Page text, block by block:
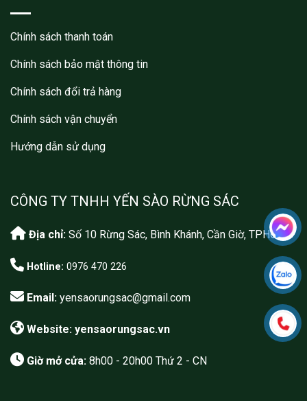
Chính sách thanh toán
Chính sách bảo mật thông tin
Chính sách đổi trả hàng
Chính sách vận chuyển
Hướng dẫn sử dụng
CÔNG TY TNHH YẾN SÀO RỪNG SÁC
Địa chỉ: Số 10 Rừng Sác, Bình Khánh, Cần Giờ, TPHCM
Hotline: 0976 470 226
Email: yensaorungsac@gmail.com
Website: yensaorungsac.vn
Giờ mở cửa: 8h00 - 20h00 Thứ 2 - CN